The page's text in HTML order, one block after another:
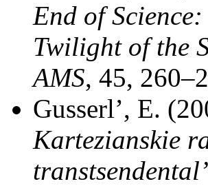
End of
Twilight of the
AMS, 45,
Gusserl’, E.
Kartezianskie